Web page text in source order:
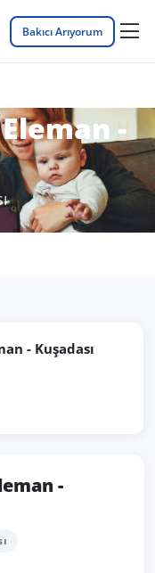
Bakıcı Arıyorum
-
Detayı
- Kuşadası
-